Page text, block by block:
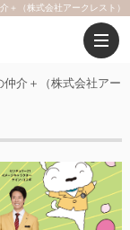
＋（株式会社アークレスト）
介＋（株式会社アー